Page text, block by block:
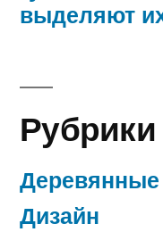
выделяют
Рубрики
Дизайн